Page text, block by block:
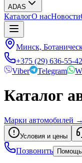
ADAS
КаталогО насНовости
Минск,
+375 (29) 636-55-42
Viber
Telegram
Каталог
Марки автомобилей →
Условия и цены
Позвонить Помощь